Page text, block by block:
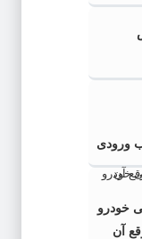
ورودی
خودرو
آن